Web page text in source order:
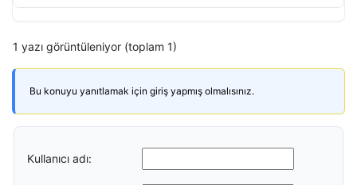
1 yazı görüntüleniyor (toplam 1)
Bu konuyu yanıtlamak için giriş yapmış olmalısınız.
Kullanıcı adı: